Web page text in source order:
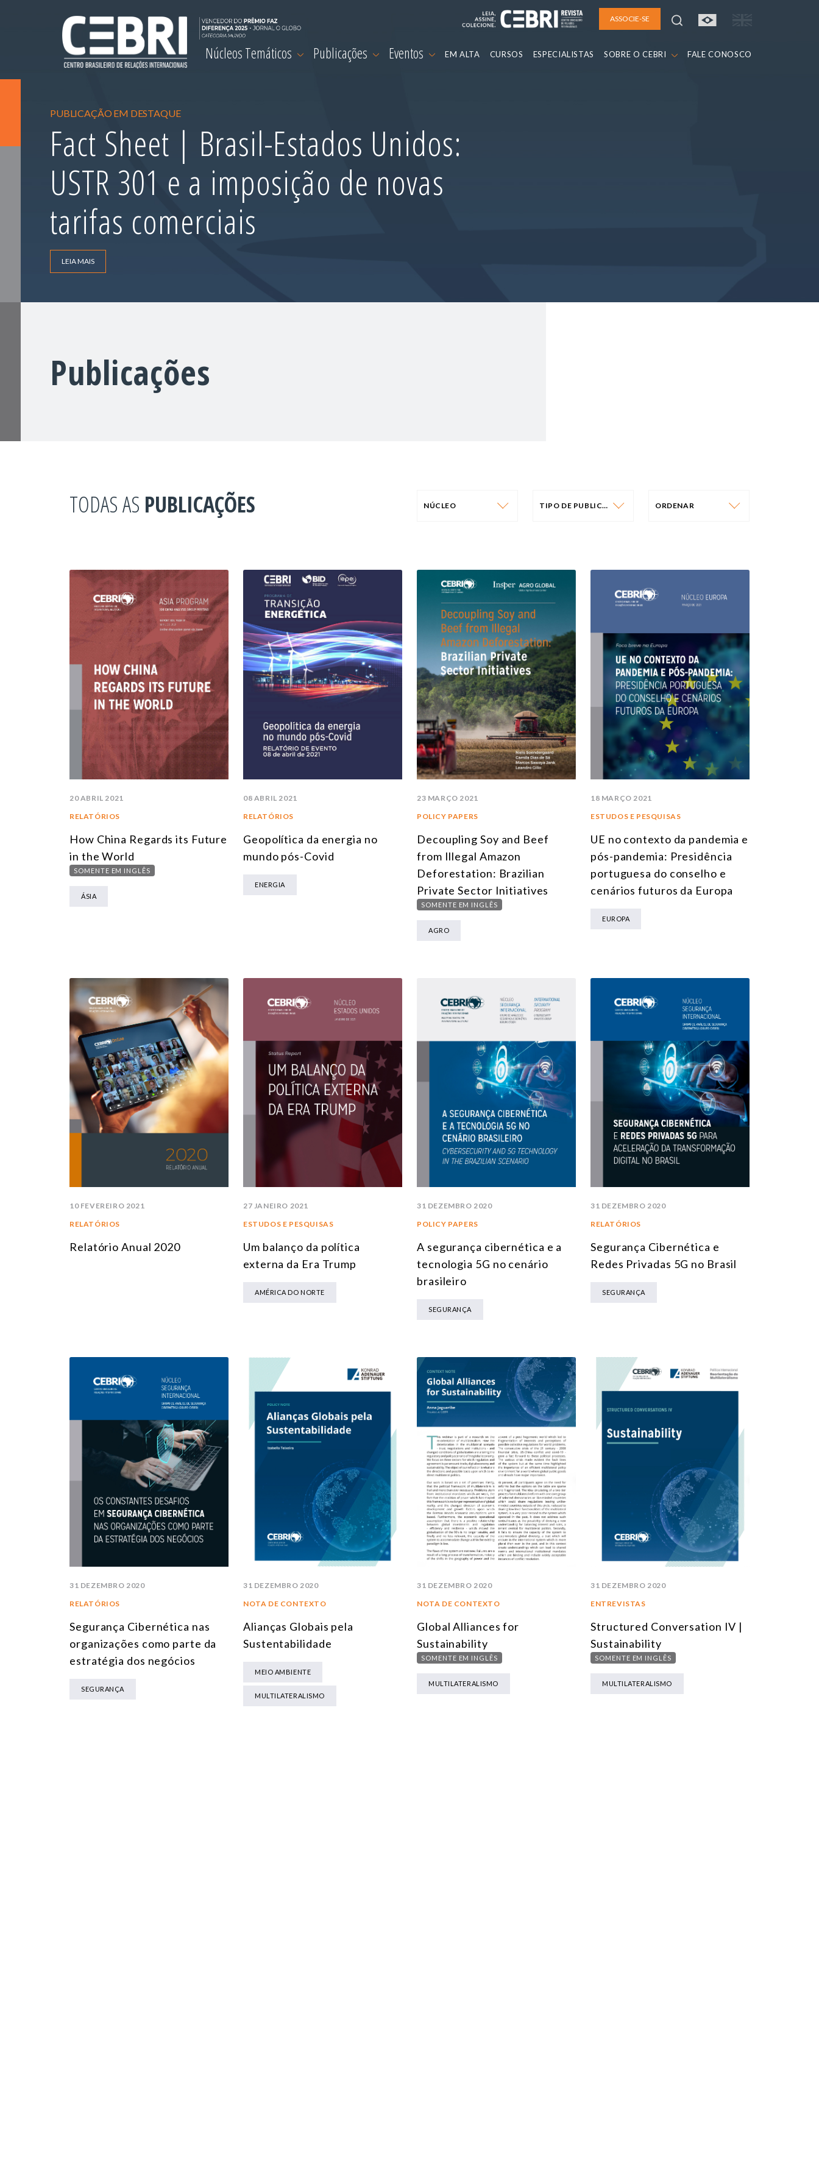
ASSOCIE-SE
Núcleos Temáticos Publicações Eventos EM ALTA CURSOS ESPECIALISTAS SOBRE O CEBRI FALE CONOSCO
PUBLICAÇÃO EM DESTAQUE
Fact Sheet | Brasil-Estados Unidos:
USTR 301 e a imposição de novas
tarifas comerciais
LEIA MAIS
Publicações
TODAS AS PUBLICAÇÕES NÚCLEO
AMÉRICA DO SUL
ÁSIA
AMÉRICA DO NORTE
EUROPA
AGRO
COMÉRCIO INTERNACIONAL E ECONOMIA GLOBAL
CULTURA E RELAÇÕES INTERNACIONAIS
DEFESA E SEGURANÇA INTERNACIONAL
ENERGIA
MEIO AMBIENTE E MUDANÇA DO CLIMA
MULTILATERALISMO
TECNOLOGIA E TRANSFORMAÇÃO DIGITAL
TODOS OS NÚCLEOS
TIPO DE PUBLICAÇÃO
ESTUDOS E PESQUISAS
RELATÓRIOS
ARTIGOS
ENTREVISTAS
CEBRI DOSSIÊ
NOTA DE CONTEXTO
ORDENAR
20 ABRIL 2021
RELATÓRIOS
How China Regards its Future
in the World
SOMENTE EM INGLÊS
ÁSIA
08 ABRIL 2021
RELATÓRIOS
Geopolítica da energia no
mundo pós-Covid
ENERGIA
23 MARÇO 2021
POLICY PAPERS
Decoupling Soy and Beef
from Illegal Amazon
Deforestation: Brazilian
Private Sector Initiatives
SOMENTE EM INGLÊS
AGRO
18 MARÇO 2021
ESTUDOS E PESQUISAS
UE no contexto da pandemia e
pós-pandemia: Presidência
portuguesa do conselho e
cenários futuros da Europa
EUROPA
10 FEVEREIRO 2021
RELATÓRIOS
Relatório Anual 2020
27 JANEIRO 2021
ESTUDOS E PESQUISAS
Um balanço da política
externa da Era Trump
AMÉRICA DO NORTE
31 DEZEMBRO 2020
POLICY PAPERS
A segurança cibernética e a
tecnologia 5G no cenário
brasileiro
SEGURANÇA
31 DEZEMBRO 2020
RELATÓRIOS
Segurança Cibernética e
Redes Privadas 5G no Brasil
SEGURANÇA
31 DEZEMBRO 2020
RELATÓRIOS
Segurança Cibernética nas
organizações como parte da
estratégia dos negócios
SEGURANÇA
31 DEZEMBRO 2020
NOTA DE CONTEXTO
Alianças Globais pela
Sustentabilidade
MEIO AMBIENTE
MULTILATERALISMO
31 DEZEMBRO 2020
NOTA DE CONTEXTO
Global Alliances for
Sustainability
SOMENTE EM INGLÊS
MULTILATERALISMO
31 DEZEMBRO 2020
ENTREVISTAS
Structured Conversation IV |
Sustainability
SOMENTE EM INGLÊS
MULTILATERALISMO